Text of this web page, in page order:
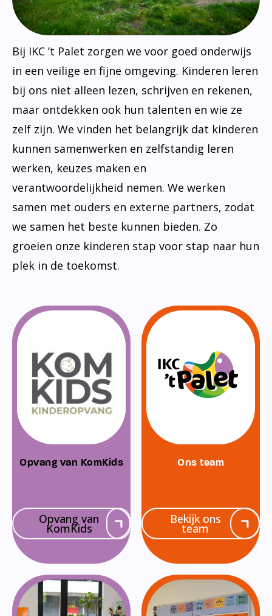
Bij IKC ’t Palet zorgen we voor goed onderwijs
in een veilige en fijne omgeving. Kinderen leren
bij ons niet alleen lezen, schrijven en rekenen,
maar ontdekken ook hun talenten en wie ze
zelf zijn. We vinden het belangrijk dat kinderen
kunnen samenwerken en zelfstandig leren
werken, keuzes maken en
verantwoordelijkheid nemen. We werken
samen met ouders en externe partners, zodat
we samen het beste kunnen bieden. Zo
groeien onze kinderen stap voor stap naar hun
plek in de toekomst.
Opvang van KomKids
Opvang van
KomKids
Ons team
Bekijk ons
team